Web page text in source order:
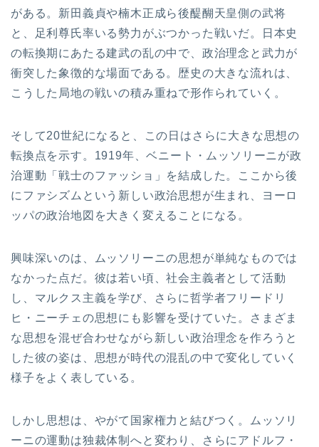
がある。新田義貞や楠木正成ら後醍醐天皇側の武将
と、足利尊氏率いる勢力がぶつかった戦いだ。日本史
の転換期にあたる建武の乱の中で、政治理念と武力が
衝突した象徴的な場面である。歴史の大きな流れは、
こうした局地の戦いの積み重ねで形作られていく。
そして20世紀になると、この日はさらに大きな思想の
転換点を示す。1919年、ベニート・ムッソリーニが政
治運動「戦士のファッショ」を結成した。ここから後
にファシズムという新しい政治思想が生まれ、ヨーロ
ッパの政治地図を大きく変えることになる。
興味深いのは、ムッソリーニの思想が単純なものでは
なかった点だ。彼は若い頃、社会主義者として活動
し、マルクス主義を学び、さらに哲学者フリードリ
ヒ・ニーチェの思想にも影響を受けていた。さまざま
な思想を混ぜ合わせながら新しい政治理念を作ろうと
した彼の姿は、思想が時代の混乱の中で変化していく
様子をよく表している。
しかし思想は、やがて国家権力と結びつく。ムッソリ
ーニの運動は独裁体制へと変わり、さらにアドルフ・